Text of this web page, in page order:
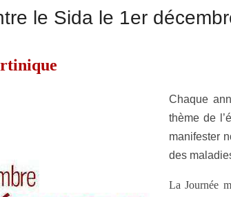
le Sida le 1er
Chaque
thème de
manifester
des
La Journée